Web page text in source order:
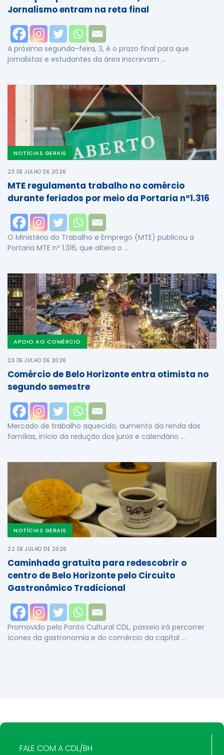
Jornalismo entram na reta final
A próxima segunda-feira, 3, é o prazo final para que
jornalistas e estudantes da área inscrevam …
NOTÍCIAS GERAIS
23 DE JULHO DE 2026
MTE regulamenta trabalho no comércio
durante feriados por meio da Portaria nº1.316
O Ministério do Trabalho e Emprego (MTE) publicou a
Portaria MTE nº 1.316, que altera o …
APOIO AO COMÉRCIO
23 DE JULHO DE 2026
Comércio de Belo Horizonte entra otimista no
segundo semestre
Mercado de trabalho aquecido, aumento da renda das
famílias, início da redução dos juros e calendário …
NOTÍCIAS GERAIS
22 DE JULHO DE 2026
Caminhada gratuita para redescobrir o
centro de Belo Horizonte pelo Circuito
Gastronômico Tradicional
Promovido pelo Ponto Cultural CDL, passeio irá percorrer
ícones da gastronomia e do comércio da capital …
FALE COM A CDL/BH